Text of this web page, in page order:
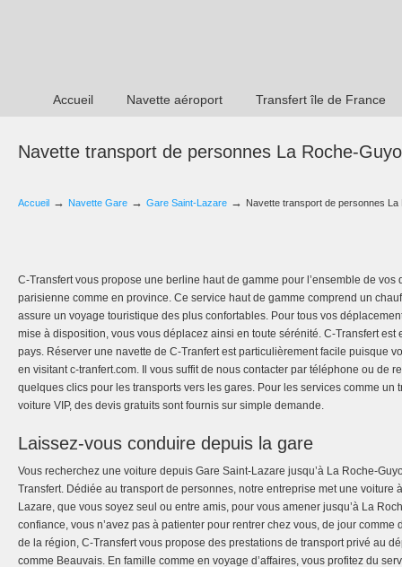
Accueil Navette aéroport Transfert île de France
Navette transport de personnes La Roche-
Accueil → Navette Gare → Gare Saint-Lazare → Navette transport de personnes
C-Transfert vous propose une berline haut de gamme pour l’ensemble de
parisienne comme en province. Ce service haut de gamme comprend un
assure un voyage touristique des plus confortables. Pour tous vos
mise à disposition, vous vous déplacez ainsi en toute sérénité. C-Transfert
pays. Réserver une navette de C-Tranfert est particulièrement facile puisque
en visitant c-tranfert.com. Il vous suffit de nous contacter par téléphone ou de
quelques clics pour les transports vers les gares. Pour les services comme un
voiture VIP, des devis gratuits sont fournis sur simple demande.
Laissez-vous conduire depuis la gare
Vous recherchez une voiture depuis Gare Saint-Lazare jusqu’à La Roche-
Transfert. Dédiée au transport de personnes, notre entreprise met une voiture
Lazare, que vous soyez seul ou entre amis, pour vous amener jusqu’à La
confiance, vous n’avez pas à patienter pour rentrer chez vous, de jour comme
de la région, C-Transfert vous propose des prestations de transport privé au
comme Beauvais. En famille comme en voyage d’affaires, vous profitez du